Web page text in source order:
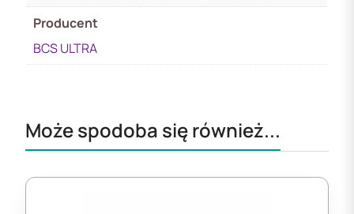
Producent
BCS ULTRA
Może spodoba się również...